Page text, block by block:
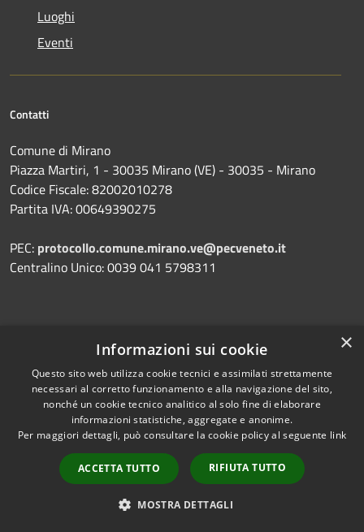
Luoghi
Eventi
Contatti
Comune di Mirano
Piazza Martiri, 1 - 30035 Mirano (VE) - 30035 - Mirano
Codice Fiscale: 82002010278
Partita IVA: 00649390275
PEC: protocollo.comune.mirano.ve@pecveneto.it
Centralino Unico: 0039 041 5798311
Prenotazione appuntamento
Segnalazione disservizio
Leggi le FAQ
Richiesta assistenza
×
Informazioni sui cookie
Questo sito web utilizza cookie tecnici e assimilati strettamente
necessari al corretto funzionamento e alla navigazione del sito,
nonché un cookie tecnico analitico al solo fine di elaborare
informazioni statistiche, aggregate e anonime.
Per maggiori dettagli, può consultare la cookie policy al seguente link
ACCETTA TUTTO RIFIUTA TUTTO
MOSTRA DETTAGLI